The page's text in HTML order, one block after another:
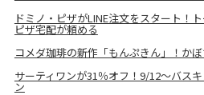
ドミノ・ピザがLINE注文をスタート！
ピザ宅配が頼める
コメダ珈琲の新作「もんぷきん」！か
サーティワンが31％オフ！9/12～バス
ン